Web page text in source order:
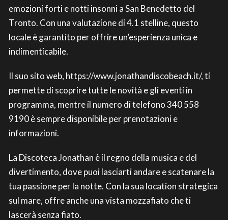
emozioni forti e notti insonni a San Benedetto del
Tronto. Con una valutazione di 4.1 stelline, questo
locale è garantito per offrire un’esperienza unica e
indimenticabile.
Il suo sito web, https://www.jonathandiscobeach.it/, ti
permette di scoprire tutte le novità e gli eventi in
programma, mentre il numero di telefono 340 558
9190 è sempre disponibile per prenotazioni e
informazioni.
La Discoteca Jonathan è il regno della musica e del
divertimento, dove puoi lasciarti andare e scatenare la
tua passione per la notte. Con la sua location strategica
sul mare, offre anche una vista mozzafiato che ti
lascerà senza fiato.